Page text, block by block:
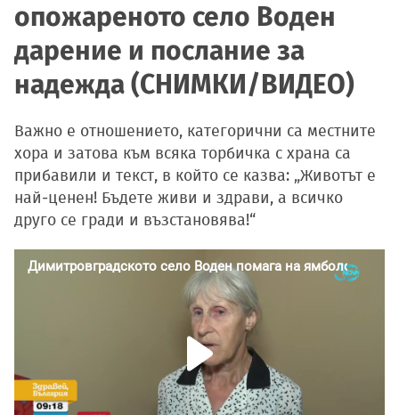
опожареното село Воден
дарение и послание за
надежда (СНИМКИ/ВИДЕО)
Важно е отношението, категорични са местните
хора и затова към всяка торбичка с храна са
прибавили и текст, в който се казва: „Животът е
най-ценен! Бъдете живи и здрави, а всичко
друго се гради и възстановява!“